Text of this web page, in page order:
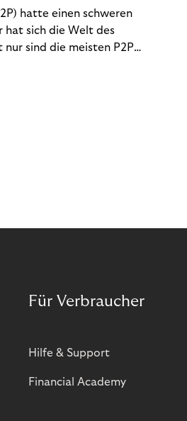
hatte einen schweren
hat sich die Welt des
sind die meisten P2P-
Ansprüche auch.
Für Verbraucher
Hilfe & Support
Financial Academy